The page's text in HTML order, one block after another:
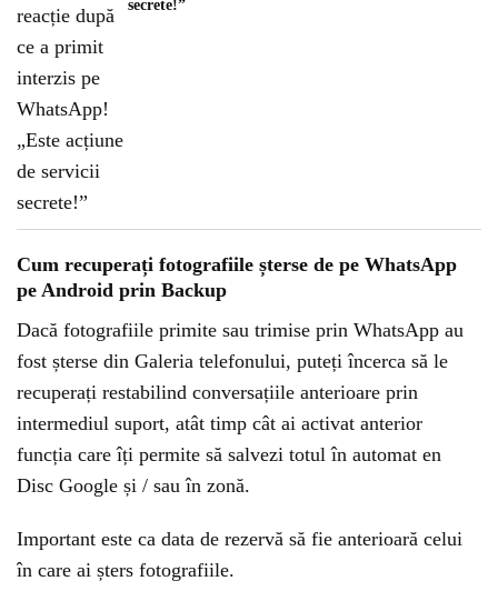
secrete!”
Cum recuperați fotografiile șterse de pe WhatsApp
pe Android prin Backup
Dacă fotografiile primite sau trimise prin WhatsApp au
fost șterse din Galeria telefonului, puteți încerca să le
recuperați restabilind conversațiile anterioare prin
intermediul suport, atât timp cât ai activat anterior
funcția care îți permite să salvezi totul în automat en
Disc Google și / sau în zonă.
Important este ca data de rezervă să fie anterioară celui
în care ai șters fotografiile.